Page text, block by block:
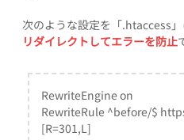
次のような設定を「.htaccess」
リダイレクトしてエラーを防止
RewriteEngine on
RewriteRule ^before/$
[R=301,L]